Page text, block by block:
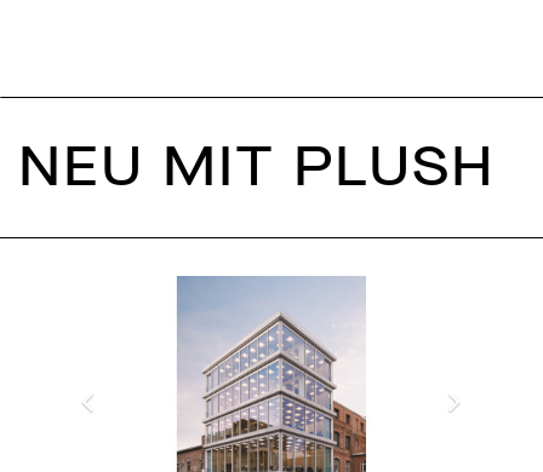
NEU MIT PLUSH